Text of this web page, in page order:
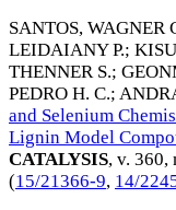
SANTOS, WAGNER
LEIDAIANY P.;
THENNER S.;
PEDRO H. C.;
and Selenium
Lignin Model
CATALYSIS, v. 360,
(15/21366-9, 14/